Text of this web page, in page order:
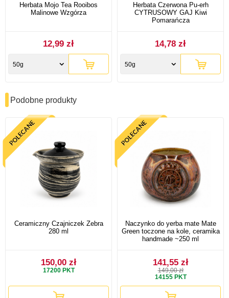
Herbata Mojo Tea Rooibos
Malinowe Wzgórza
12,99 zł
50g
Herbata Czerwona Pu-erh
CYTRUSOWY GAJ Kiwi
Pomarańcza
14,78 zł
50g
Podobne produkty
Ceramiczny Czajniczek Zebra
280 ml
150,00 zł
17200PKT
Naczynko do yerba mate Mate
Green toczone na kole, ceramika
handmade ~250 ml
141,55 zł
149,00 zł
14155PKT